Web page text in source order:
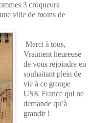
3 croqueurs
ville de moins de
Merci à tous,
Vraiment heureuse
de vous rejoindre en
souhaitant plein de
vie à ce groupe
USK France qui ne
demande qu’à
grandir !